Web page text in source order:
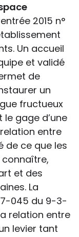
2015 n°
Un accueil
et validé
de
un
fructueux
gage d’une
entre
de ce que les
et des
La
045 du 9-3-
relation entre
levier tant